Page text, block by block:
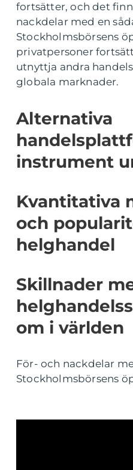
fortsätter, och det
nackdelar med en
Stockholmsbörsens
privatpersoner
utnyttja andra
globala marknader.
Alternativa
instrument
Kvantitativa
och
helghandel
Skillnader
om i världen
För- och nackdelar
Stockholmsbörsens